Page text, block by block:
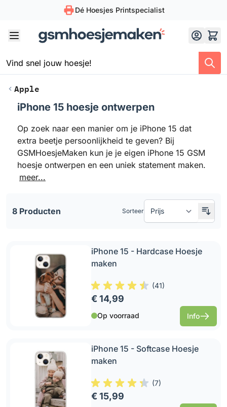
Dé Hoesjes Printspecialist
Apple
Doorgaan naar productlijst
iPhone 15 hoesje ontwerpen
Op zoek naar een manier om je iPhone 15 dat
extra beetje persoonlijkheid te geven? Bij
GSMHoesjeMaken kun je je eigen iPhone 15 GSM
hoesje ontwerpen en een uniek statement maken.
meer...
8 Producten Sorteer
iPhone 15 - Hardcase Hoesje
maken
(41)
€ 14,99
Op voorraad Info
iPhone 15 - Softcase Hoesje
maken
(7)
€ 15,99